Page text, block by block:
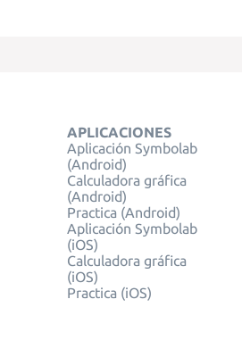
APLICACIONES
Aplicación Symbolab
(Android)
Calculadora gráfica
(Android)
Practica (Android)
Aplicación Symbolab
(iOS)
Calculadora gráfica
(iOS)
Practica (iOS)